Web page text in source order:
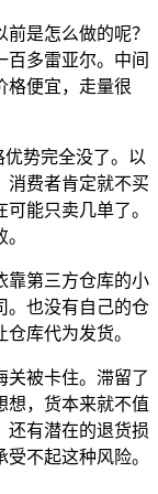
是怎么做的呢？
百多雷亚尔。中间
格便宜，走量很
势完全没了。以
消费者肯定就不买
能只卖几单了。
靠第三方仓库的小
。也没有自己的仓
库代为发货。
关被卡住。滞留了
想，货本来就不值
还有潜在的退货损
不起这种风险。